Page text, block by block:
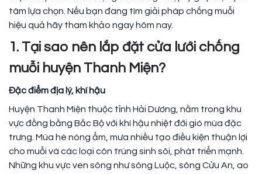
tâm lựa chọn. Nếu bạn đang tìm giải pháp chống muỗi
hiệu quả hãy tham khảo ngay hôm nay.
1. Tại sao nên lắp đặt cửa lưới chống
muỗi huyện Thanh Miện?
Đặc điểm địa lý, khí hậu
Huyện Thanh Miện thuộc tỉnh Hải Dương, nằm trong khu
vực đồng bằng Bắc Bộ với khí hậu nhiệt đới gió mùa đặc
trưng. Mùa hè nóng ẩm, mưa nhiều tạo điều kiện thuận lợi
cho muỗi và các loại côn trùng sinh sôi, phát triển mạnh.
Những khu vực ven sông như sông Luộc, sông Cửu An, ao